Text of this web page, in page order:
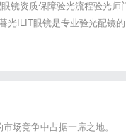
镜资质保障验光流程验光师
光ILIT眼镜是专业验光配镜的
镜片、透明价格和直营售后为
场竞争中占据一席之地。